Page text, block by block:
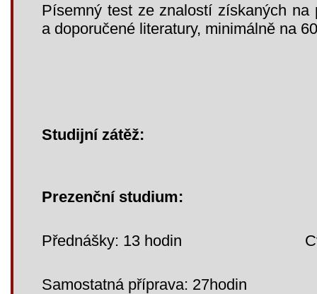
Písemný test ze znalostí získaných na
a doporučené literatury, minimálně na
Studijní zátěž:
Prezenční studium:
Přednášky: 13 hodin
Samostatná příprava: 27hodin